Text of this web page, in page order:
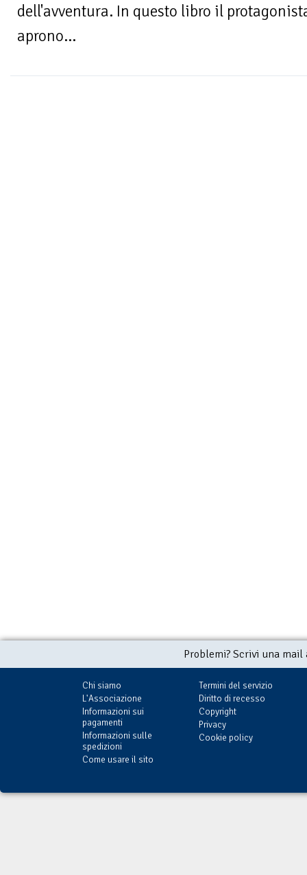
dell'avventura. In questo libro il
aprono...
Problemi? Scrivi una
Chi siamo
L'Associazione
Informazioni sui
pagamenti
Informazioni sulle
spedizioni
Come usare il sito
Termini del servizio
Diritto di recesso
Copyright
Privacy
Cookie policy